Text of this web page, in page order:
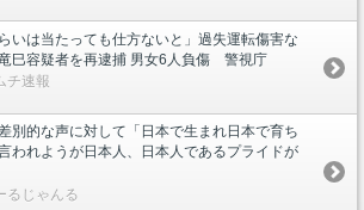
いは当たっても仕方ないと」過失運転傷害な
巳容疑者を再逮捕 男女6人負傷 警視庁
チ速報
別的な声に対して「日本で生まれ日本で育ち
われようが日本人、日本人であるプライドが
るじゃんる